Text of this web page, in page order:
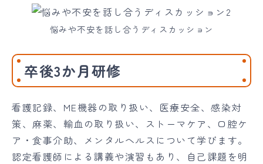
悩みや不安を話し合うディスカッション
卒後3か月研修
看護記録、ME機器の取り扱い、医療安全、感染対
策、麻薬、輸血の取り扱い、ストーマケア、口腔ケ
ア・食事介助、メンタルヘルスについて学びます。
認定看護師による講義や演習もあり、自己課題を明